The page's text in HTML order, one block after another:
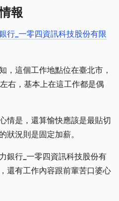
報
行_一零四資訊科技股份有限
，這個工作地點位在臺北市，
右，基本上在這工作都是偶
情是，還算愉快應該是最貼切
狀況則是固定加薪。
銀行_一零四資訊科技股份有
還有工作內容跟前輩苦口婆心